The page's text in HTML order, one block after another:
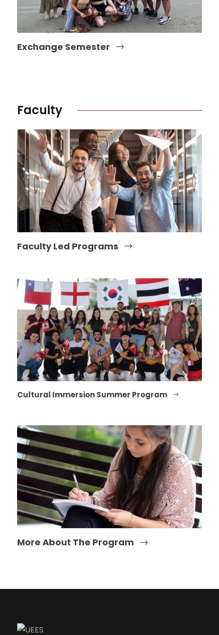
Exchange Semester
Faculty
Faculty Led Programs
Cultural Immersion Summer Program
More About The Program